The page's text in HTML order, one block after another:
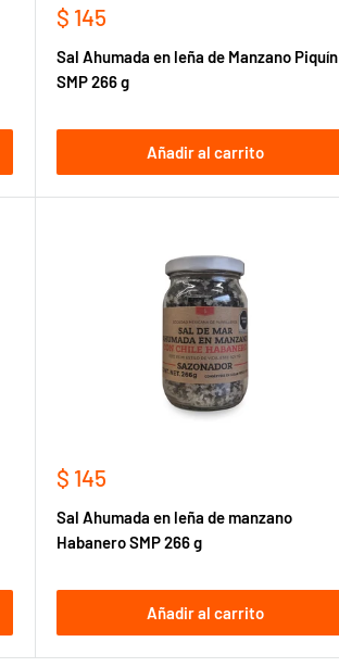
Precio
venta
$ 145
Sal Ahumada en leña de Manzano Piquín
SMP 266 g
Añadir al carrito
Precio
venta
$ 145
Sal Ahumada en leña de manzano
Habanero SMP 266 g
Añadir al carrito